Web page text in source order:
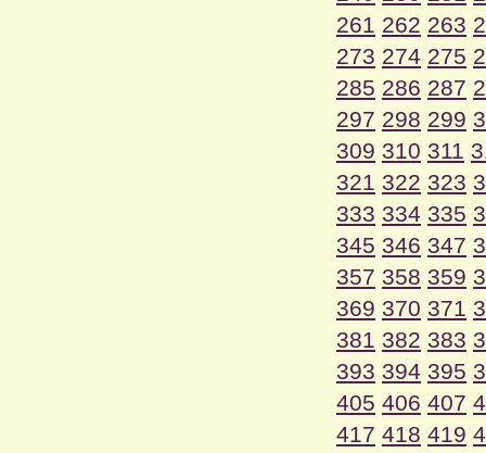
261 262 263
273 274 275
285 286 287
297 298 299
309 310 311
321 322 323
333 334 335
345 346 347
357 358 359
369 370 371
381 382 383
393 394 395
405 406 407
417 418 419